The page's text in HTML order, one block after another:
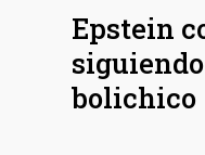
Epstein
bolichico